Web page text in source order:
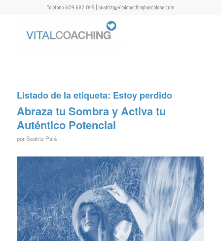
Teléfono 609 682 045 | beatriz@vitalcoachingbarcelona.com
Listado de la etiqueta: Estoy perdido
Abraza tu Sombra y Activa tu
Auténtico Potencial
por Beatriz Palá